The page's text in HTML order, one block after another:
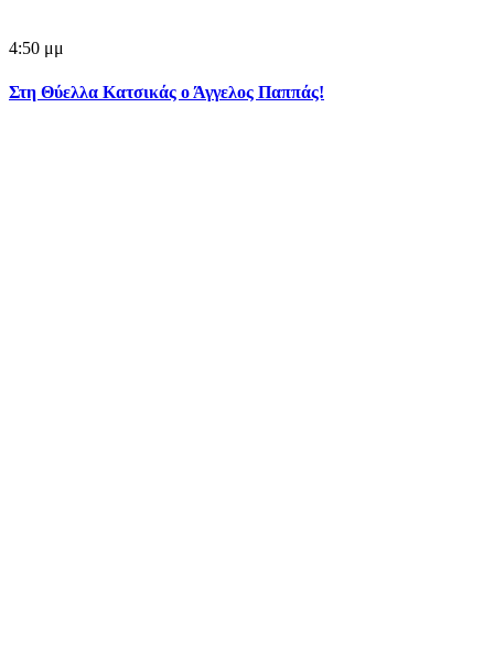
4:50 μμ
Στη Θύελλα Κατσικάς ο Άγγελος Παππάς!